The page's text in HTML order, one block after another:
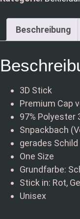
Beschreibung
3D Stick
Premium Cap
97% Polyester
Snpackbach
gerades Schild
One Size
Grundfarbe:
Stick in: Rot,
Unisex